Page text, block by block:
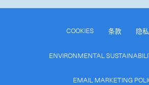
COOKIES 条款 隐
ENVIRONMENTAL
EMAIL MARKETING